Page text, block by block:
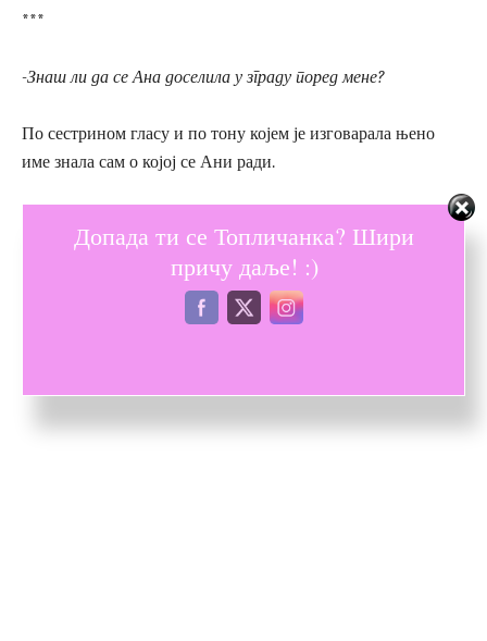
***
-Знаш ли да се Ана доселила у зграду поред мене?
По сестрином гласу и по тону којем је изговарала њено
име знала сам о којој се Ани ради.
-Стварно? – Спустила сам шољу на тацну и погледала са
терасе у зграду преко пута.
-Да, ту је са мужем и сином.
Допада ти се Топличанка? Шири
причу даље! :)